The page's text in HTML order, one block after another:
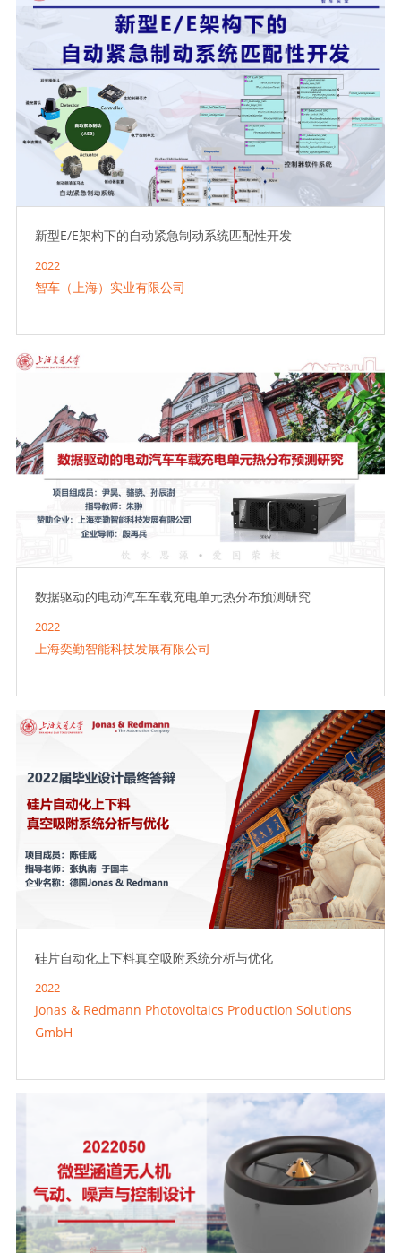
新型E/E架构下的自动紧急制动系统匹配性开发
2022
智车（上海）实业有限公司
数据驱动的电动汽车车载充电单元热分布预测研究
2022
上海奕勤智能科技发展有限公司
硅片自动化上下料真空吸附系统分析与优化
2022
Jonas & Redmann Photovoltaics Production Solutions
GmbH